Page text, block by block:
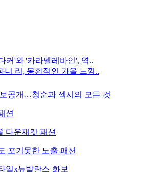
커'와 '카라델레바인', 역..
니 리, 몽환적인 가을 느낌..
공개…청순과 섹시의 모든 것
션
다운재킷 패션
포기못한 노출 패션
일x뉴발란스 화보